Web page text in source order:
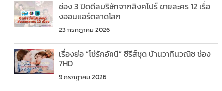
ช่อง 3 ปิดดีลบริษัทจากสิงคโปร์ ขายละคร 12 เรื่อ
งออนแอร์ตลาดโลก
23 กรกฎาคม 2026
เรื่องย่อ “โซ่รักอัคนี” ซีรีส์ชุด บ้านวาทินวณิช ช่อง
7HD
9 กรกฎาคม 2026